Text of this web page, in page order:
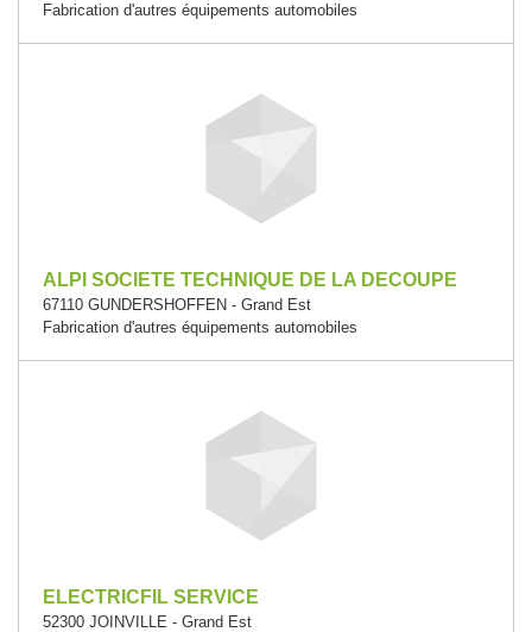
Fabrication d'autres équipements automobiles
ALPI SOCIETE TECHNIQUE DE LA DECOUPE
67110 GUNDERSHOFFEN - Grand Est
Fabrication d'autres équipements automobiles
ELECTRICFIL SERVICE
52300 JOINVILLE - Grand Est